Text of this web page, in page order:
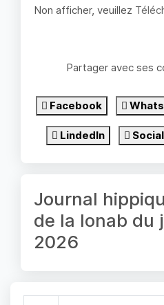
Non afficher, veuillez
Partager avec ses
Facebook
LindedIn
Journal
de la lonab du
2026